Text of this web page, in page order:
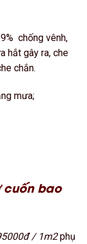
chống vênh,
hắt gây ra, che
chắn.
mưa;
cuốn bao
/ 1m2phụ